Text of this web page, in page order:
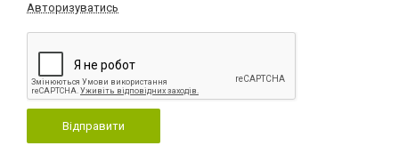
Авторизуватись
Відправити